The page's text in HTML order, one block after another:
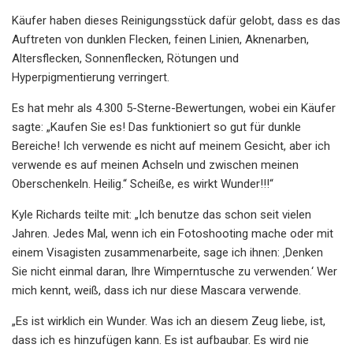
Käufer haben dieses Reinigungsstück dafür gelobt, dass es das
Auftreten von dunklen Flecken, feinen Linien, Aknenarben,
Altersflecken, Sonnenflecken, Rötungen und
Hyperpigmentierung verringert.
Es hat mehr als 4.300 5-Sterne-Bewertungen, wobei ein Käufer
sagte: „Kaufen Sie es! Das funktioniert so gut für dunkle
Bereiche! Ich verwende es nicht auf meinem Gesicht, aber ich
verwende es auf meinen Achseln und zwischen meinen
Oberschenkeln. Heilig.“ Scheiße, es wirkt Wunder!!!“
Kyle Richards teilte mit: „Ich benutze das schon seit vielen
Jahren. Jedes Mal, wenn ich ein Fotoshooting mache oder mit
einem Visagisten zusammenarbeite, sage ich ihnen: ‚Denken
Sie nicht einmal daran, Ihre Wimperntusche zu verwenden.‘ Wer
mich kennt, weiß, dass ich nur diese Mascara verwende.
„Es ist wirklich ein Wunder. Was ich an diesem Zeug liebe, ist,
dass ich es hinzufügen kann. Es ist aufbaubar. Es wird nie